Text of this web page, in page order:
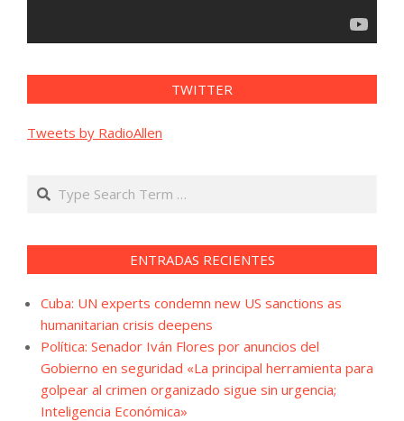
TWITTER
Tweets by RadioAllen
Search
ENTRADAS RECIENTES
Cuba: UN experts condemn new US sanctions as
humanitarian crisis deepens
Política: Senador Iván Flores por anuncios del
Gobierno en seguridad «La principal herramienta para
golpear al crimen organizado sigue sin urgencia;
Inteligencia Económica»